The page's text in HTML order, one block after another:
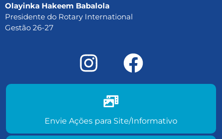
Olayinka Hakeem Babalola
Presidente do Rotary International
Gestão 26-27
Envie Ações para Site/Informativo
Envie ações do seu clube para